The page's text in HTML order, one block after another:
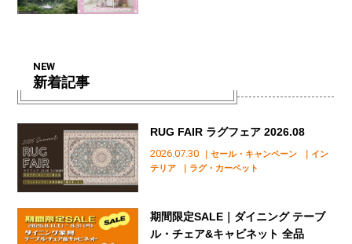
NEW
新着記事
2026.07.30 ｜セール・キャンペーン
｜イン
テリア
｜ラグ・カーペット
RUG FAIR ラグフェア 2026.08
期間限定SALE｜ダイニング テーブ
ル・チェア&キャビネット 全品